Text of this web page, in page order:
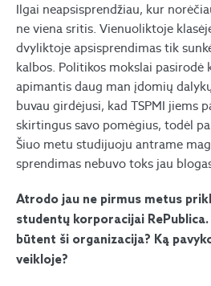
Ilgai neapsisprendžiau, kur
ne viena sritis. Vienuoliktoje
dvyliktoje apsisprendimas tik
kalbos. Politikos mokslai pasirodė
apimantis daug man įdomių
buvau girdėjusi, kad TSPMI jiems
skirtingus savo pomėgius, todėl
Šiuo metu studijuoju antrame
sprendimas nebuvo toks jau
Atrodo jau ne pirmus metus
studentų korporacijai
būtent ši organizacija? Ką
veikloje?